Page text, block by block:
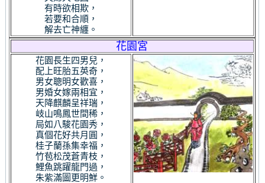
有時欲相欺，
若要和合順，
解去亡神纏。
花園宮
花園長生四男兒，
配上旺胎五英奇，
男女聰明女歡喜，
男婚女嫁兩相宜，
天降麒麟呈祥瑞，
岐山鳴鳳世間稀，
局如八駿花園秀，
真個花好共月圓，
桂子蘭孫集幸福，
竹苞松茂蒼青枝，
鯉魚跳躍龍門過，
朱紫滿圖更明鮮。